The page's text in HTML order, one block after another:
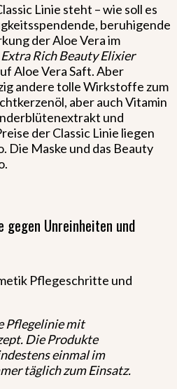
Linie steht – wie soll es
beruhigende
der Aloe Vera im
Extra Rich Beauty Elixier
Aloe Vera Saft. Aber
andere tolle Wirkstoffe zum
aber auch Vitamin
und
der Classic Linie liegen
Die Maske und das Beauty
Unreinheiten und
Pflegelinie mit
Die Produkte
einmal im
täglich zum Einsatz.